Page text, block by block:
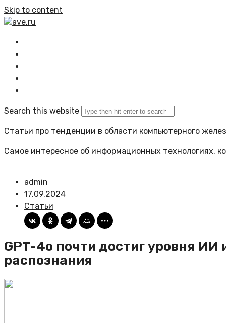
Skip to content
ave.ru
Search this website
Статьи про тенденции в области компьютерного
Самое интересное об информационных технологиях,
admin
17.09.2024
Статьи
GPT-4o почти достиг уровня
распознания